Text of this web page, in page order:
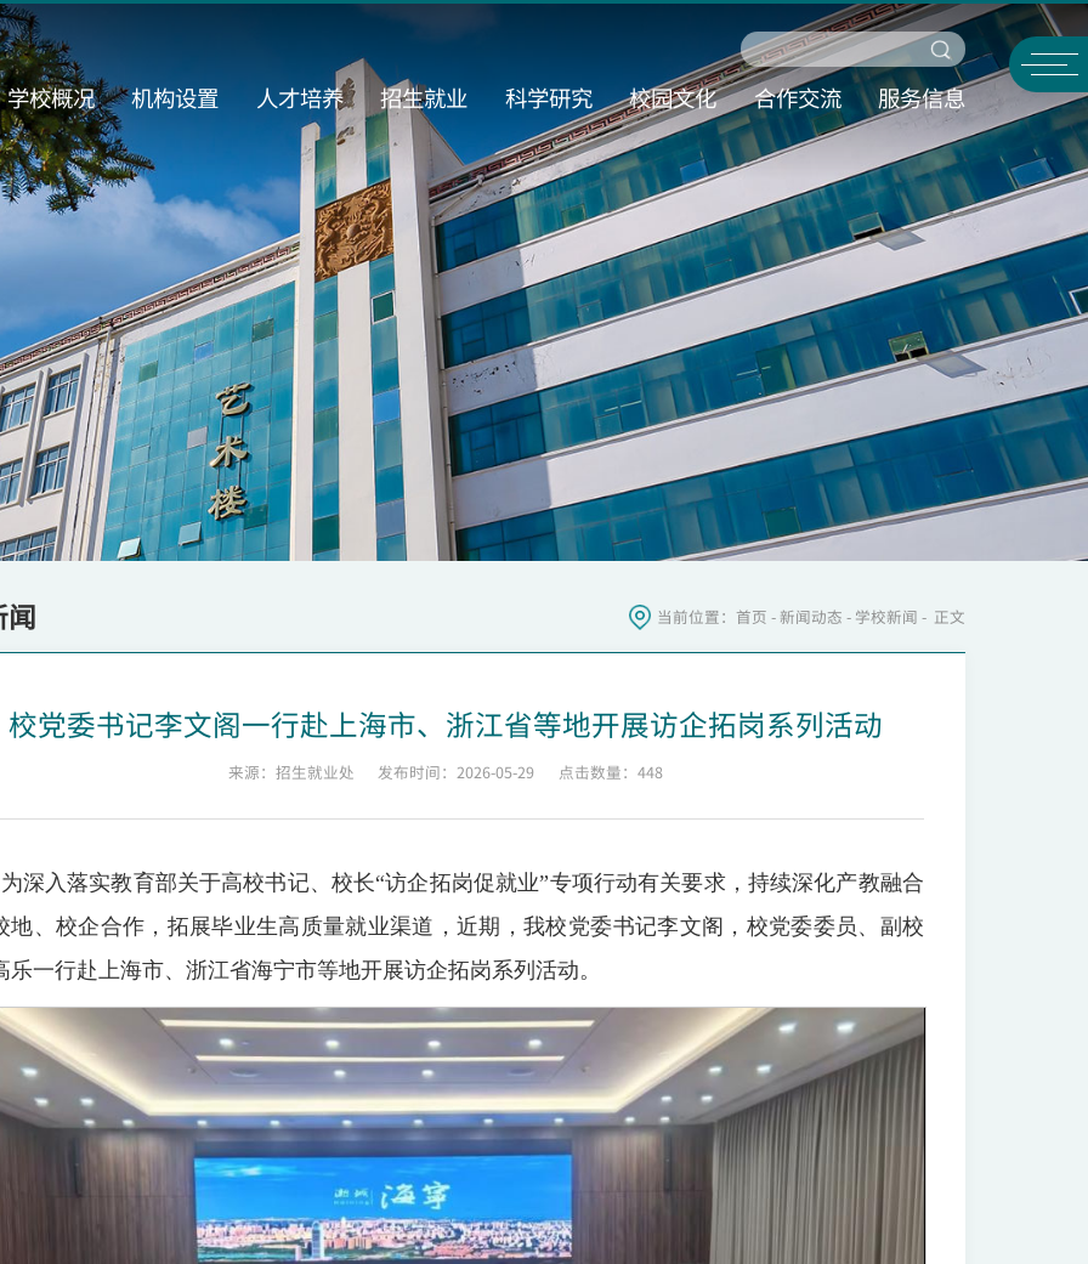
学校概况 机构设置 人才培养 招生就业 科学研究 校园文化 合作交流 服务信息
闻 当前位置：首页 - 新闻动态 - 学校新闻 - 正文
校党委书记李文阁一行赴上海市、浙江省等地开展访企拓岗系列活动
来源：招生就业处 发布时间：2026-05-29 点击数量：448
为深入落实教育部关于高校书记、校长“访企拓岗促就业”专项行动有关要求，持续深化产教融合
地、校企合作，拓展毕业生高质量就业渠道，近期，我校党委书记李文阁，校党委委员、副校
乐一行赴上海市、浙江省海宁市等地开展访企拓岗系列活动。